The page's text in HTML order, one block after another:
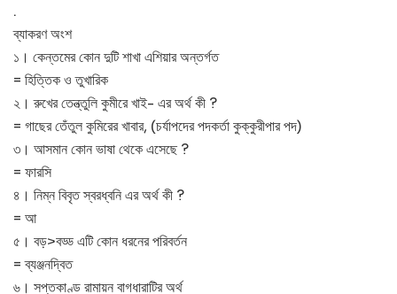
.
ব্যাকরণ অংশ
১। কেন্তমের কোন দুটি শাখা এশিয়ার অন্তর্গত
= হিত্তিক ও তুখারিক
২। রুখের তেন্ত্তুলি কুমীরে খাই- এর অর্থ কী ?
= গাছের তেঁতুল কুমিরের খাবার, (চর্যাপদের পদকর্তা কুক্কুরীপার পদ)
৩। আসমান কোন ভাষা থেকে এসেছে ?
= ফারসি
৪। নিম্ন বিবৃত স্বরধ্বনি এর অর্থ কী ?
= আ
৫। বড়>বড্ড এটি কোন ধরনের পরিবর্তন
= ব্যঞ্জনদ্বিত
৬। সপ্তকাণ্ড রামায়ন বাগধারাটির অর্থ